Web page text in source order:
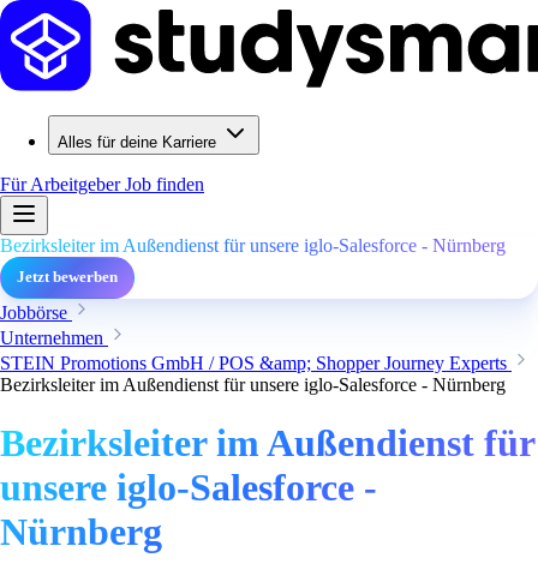
Alles für deine Karriere
Für ArbeitgeberJob finden
Bezirksleiter im Außendienst für unsere iglo-Salesforce - Nürnberg
Jetzt bewerben
Jobbörse
Unternehmen
STEIN Promotions GmbH / POS &amp; Shopper Journey Experts
Bezirksleiter im Außendienst für unsere iglo-Salesforce - Nürnberg
Bezirksleiter im Außendienst für
unsere iglo-Salesforce -
Nürnberg